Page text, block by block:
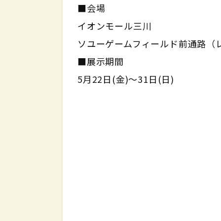
■会場
イオンモール三川
ソユーゲームフィールド前通路（
■展示期間
5月22日(金)〜31日(日)